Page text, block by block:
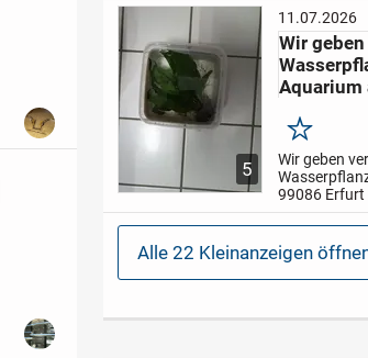
Freundlichem
5
11.07.2026
Wir
Aquarium
Merken
Wir geben
Aquarium ab.
Versand ist
möglich.Bei
einfach
99086 Erfurt
Alle 22 Kleinanzeigen